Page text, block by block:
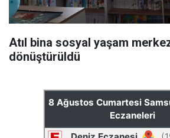
Atıl bina sosyal yaşam
dönüştürüldü